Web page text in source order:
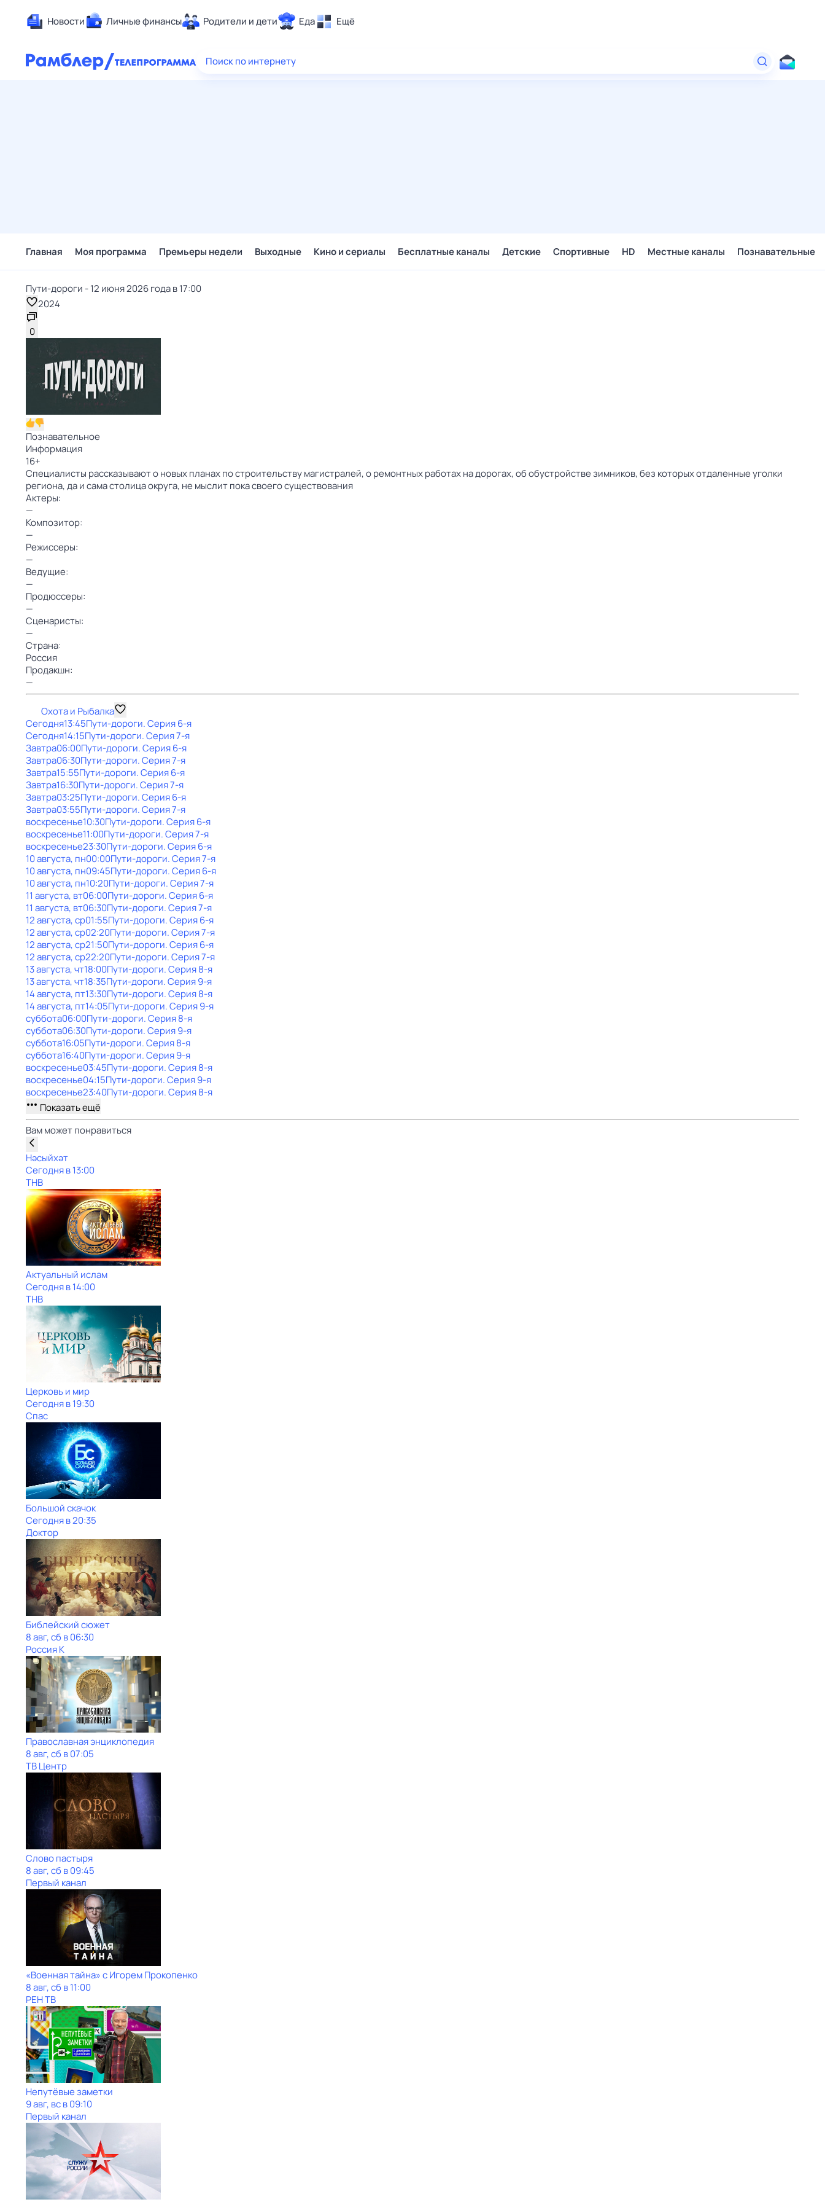
Новости Личные финансы Родители и дети Еда Ещё
Здоровье
Поиск по интернету
Главная Моя программа Премьеры недели Выходные Кино и сериалы Бесплатные каналы Детские Спортивные HD Местные каналы Познавательные
Пути-дороги - 12 июня 2026 года в 17:00
2024
0
Познавательное
Информация
16+
Специалисты рассказывают о новых планах по строительству магистралей, о ремонтных работах на дорогах, об обустройстве зимников, без которых отдаленные уголки
региона, да и сама столица округа, не мыслит пока своего существования
Актеры:
—
Композитор:
—
Режиссеры:
—
Ведущие:
—
Продюссеры:
—
Сценаристы:
—
Страна:
Россия
Продакшн:
—
Охота и Рыбалка
Сегодня13:45Пути-дороги. Серия 6-я
Сегодня14:15Пути-дороги. Серия 7-я
Завтра06:00Пути-дороги. Серия 6-я
Завтра06:30Пути-дороги. Серия 7-я
Завтра15:55Пути-дороги. Серия 6-я
Завтра16:30Пути-дороги. Серия 7-я
Завтра03:25Пути-дороги. Серия 6-я
Завтра03:55Пути-дороги. Серия 7-я
воскресенье10:30Пути-дороги. Серия 6-я
воскресенье11:00Пути-дороги. Серия 7-я
воскресенье23:30Пути-дороги. Серия 6-я
10 августа, пн00:00Пути-дороги. Серия 7-я
10 августа, пн09:45Пути-дороги. Серия 6-я
10 августа, пн10:20Пути-дороги. Серия 7-я
11 августа, вт06:00Пути-дороги. Серия 6-я
11 августа, вт06:30Пути-дороги. Серия 7-я
12 августа, ср01:55Пути-дороги. Серия 6-я
12 августа, ср02:20Пути-дороги. Серия 7-я
12 августа, ср21:50Пути-дороги. Серия 6-я
12 августа, ср22:20Пути-дороги. Серия 7-я
13 августа, чт18:00Пути-дороги. Серия 8-я
13 августа, чт18:35Пути-дороги. Серия 9-я
14 августа, пт13:30Пути-дороги. Серия 8-я
14 августа, пт14:05Пути-дороги. Серия 9-я
суббота06:00Пути-дороги. Серия 8-я
суббота06:30Пути-дороги. Серия 9-я
суббота16:05Пути-дороги. Серия 8-я
суббота16:40Пути-дороги. Серия 9-я
воскресенье03:45Пути-дороги. Серия 8-я
воскресенье04:15Пути-дороги. Серия 9-я
воскресенье23:40Пути-дороги. Серия 8-я
Показать ещё
Вам может понравиться
Нәсыйхәт
Сегодня в 13:00
ТНВ
Актуальный ислам
Сегодня в 14:00
ТНВ
Церковь и мир
Сегодня в 19:30
Спас
Большой скачок
Сегодня в 20:35
Доктор
Библейский сюжет
8 авг, сб в 06:30
Россия К
Православная энциклопедия
8 авг, сб в 07:05
ТВ Центр
Слово пастыря
8 авг, сб в 09:45
Первый канал
«Военная тайна» с Игорем Прокопенко
8 авг, сб в 11:00
РЕН ТВ
Непутёвые заметки
9 авг, вс в 09:10
Первый канал